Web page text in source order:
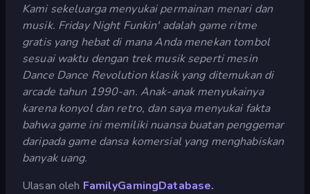
Kami sekeluarga menyukai permainan menari dan
musik. Friday Night Funkin' adalah game ritme
gratis yang hebat di mana Anda menekan tombol
sesuai waktu dengan trek musik seperti mesin
Dance Dance Revolution klasik yang ditemukan di
arcade tahun 1990-an. Anak-anak menyukainya
karena konyol dan retro, dan saya menyukai fakta
bahwa game ini memiliki nuansa buatan penggemar
daripada game dansa komersial yang menghabiskan
banyak uang.
Ulasan oleh FamilyGamingDatabase.